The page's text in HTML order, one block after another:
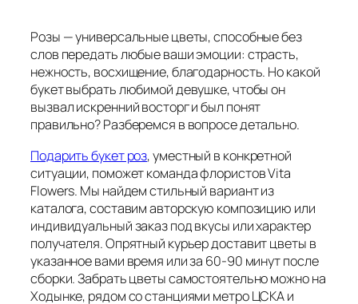
Розы — универсальные цветы, способные без
слов передать любые ваши эмоции: страсть,
нежность, восхищение, благодарность. Но какой
букет выбрать любимой девушке, чтобы он
вызвал искренний восторг и был понят
правильно? Разберемся в вопросе детально.
Подарить букет роз, уместный в конкретной
ситуации, поможет команда флористов Vita
Flowers. Мы найдем стильный вариант из
каталога, составим авторскую композицию или
индивидуальный заказ под вкусы или характер
получателя. Опрятный курьер доставит цветы в
указанное вами время или за 60-90 минут после
сборки. Забрать цветы самостоятельно можно на
Ходынке, рядом со станциями метро ЦСКА и